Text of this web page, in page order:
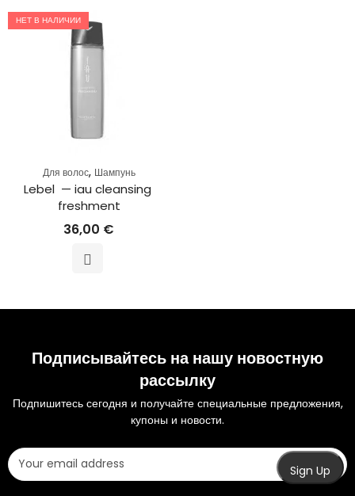
НЕТ В НАЛИЧИИ
Для волос, Шампунь
Lebel  — iau cleansing
freshment
36,00 €
Подписывайтесь на нашу новостную
рассылку
Подпишитесь сегодня и получайте специальные предложения,
купоны и новости.